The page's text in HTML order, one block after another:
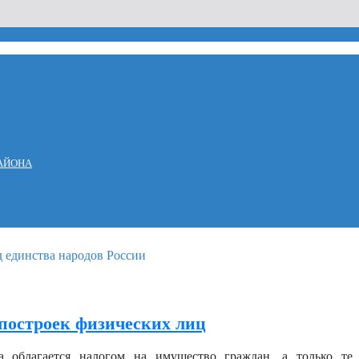
физических лиц
облагается налогом на имущество граждан, а только